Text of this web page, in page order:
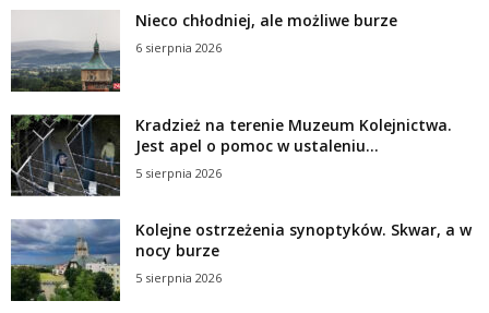
Nieco chłodniej, ale możliwe burze
6 sierpnia 2026
Kradzież na terenie Muzeum Kolejnictwa.
Jest apel o pomoc w ustaleniu...
5 sierpnia 2026
Kolejne ostrzeżenia synoptyków. Skwar, a w
nocy burze
5 sierpnia 2026